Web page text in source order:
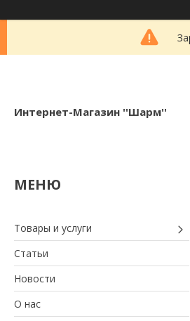
Интернет-Магазин ''Шарм''
Товары и услуги
Статьи
Новости
О нас